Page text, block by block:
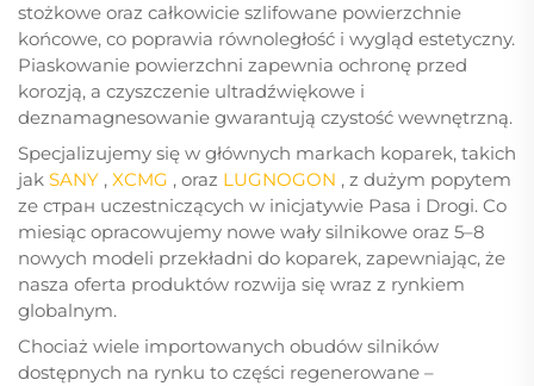
stożkowe oraz całkowicie szlifowane powierzchnie
końcowe, co poprawia równoległość i wygląd estetyczny.
Piaskowanie powierzchni zapewnia ochronę przed
korozją, a czyszczenie ultradźwiękowe i
deznamagnesowanie gwarantują czystość wewnętrzną.
Specjalizujemy się w głównych markach koparek, takich
jak SANY , XCMG , oraz LUGNOGON , z dużym popytem
ze стран uczestniczących w inicjatywie Pasa i Drogi. Co
miesiąc opracowujemy nowe wały silnikowe oraz 5–8
nowych modeli przekładni do koparek, zapewniając, że
nasza oferta produktów rozwija się wraz z rynkiem
globalnym.
Chociaż wiele importowanych obudów silników
dostępnych na rynku to części regenerowane –